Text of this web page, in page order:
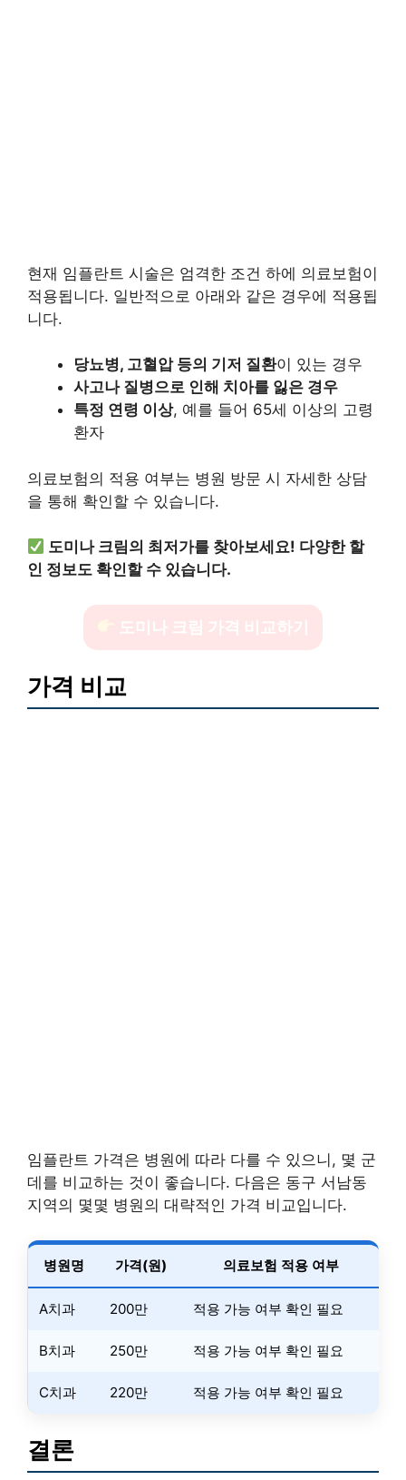
현재 임플란트 시술은 엄격한 조건 하에 의료보험이
적용됩니다. 일반적으로 아래와 같은 경우에 적용됩
니다.
당뇨병, 고혈압 등의 기저 질환이 있는 경우
사고나 질병으로 인해 치아를 잃은 경우
특정 연령 이상, 예를 들어 65세 이상의 고령
환자
의료보험의 적용 여부는 병원 방문 시 자세한 상담
을 통해 확인할 수 있습니다.
도미나 크림의 최저가를 찾아보세요! 다양한 할
인 정보도 확인할 수 있습니다.
도미나 크림 가격 비교하기
가격 비교
임플란트 가격은 병원에 따라 다를 수 있으니, 몇 군
데를 비교하는 것이 좋습니다. 다음은 동구 서남동
지역의 몇몇 병원의 대략적인 가격 비교입니다.
병원명 가격(원) 의료보험 적용 여부
A치과 200만 적용 가능 여부 확인 필요
B치과 250만 적용 가능 여부 확인 필요
C치과 220만 적용 가능 여부 확인 필요
결론